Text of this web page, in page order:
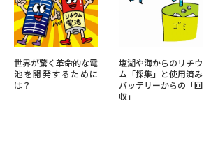
世界が驚く革命的な電
池を開発するために
は？
塩湖や海からのリチウ
ム「採集」と使用済み
バッテリーからの「回
収」